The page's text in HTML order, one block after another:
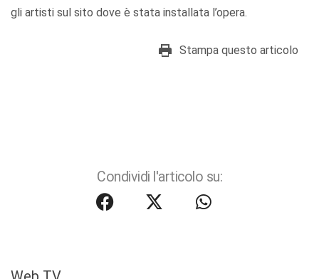
gli artisti sul sito dove è stata installata l’opera.
Stampa questo articolo
Condividi l'articolo su: